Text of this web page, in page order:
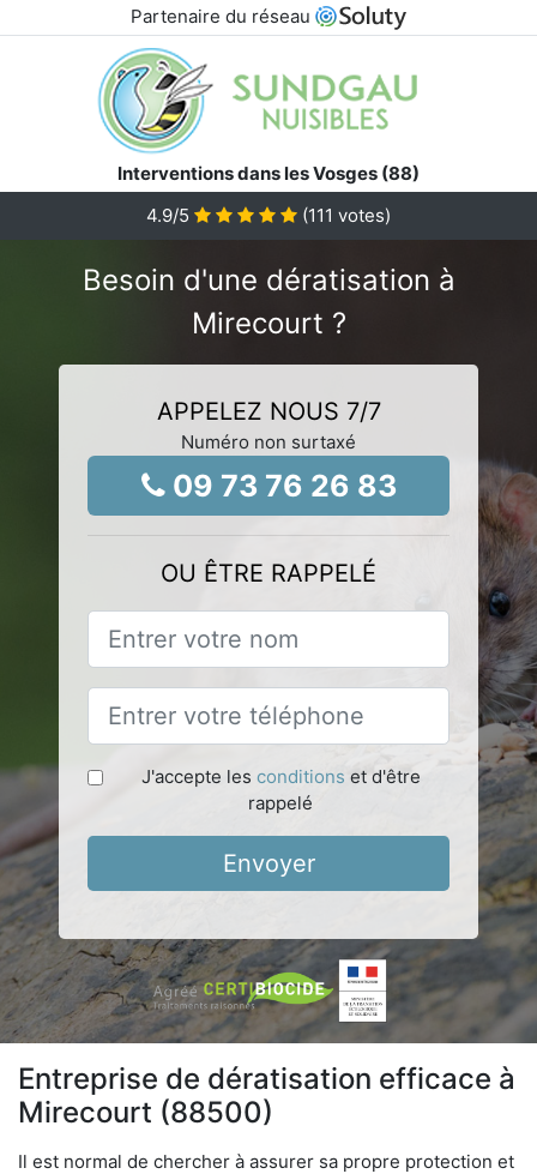
Partenaire du réseau
Interventions dans les Vosges (88)
4.9/5 (111 votes)
Besoin d'une dératisation à
Mirecourt ?
APPELEZ NOUS 7/7
Numéro non surtaxé
09 73 76 26 83
OU ÊTRE RAPPELÉ
J'accepte les conditions et d'être
rappelé
Envoyer
Entreprise de dératisation efficace à
Mirecourt (88500)
Il est normal de chercher à assurer sa propre protection et